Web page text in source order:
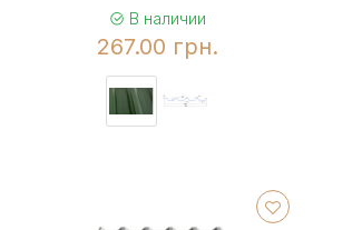
В наличии
267.00 грн.